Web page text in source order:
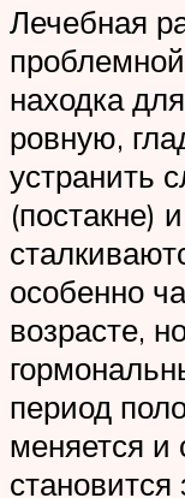
Лечебная
находка
ровную,
устранить
(постакне)
особенно
возрасте,
период
меняется и